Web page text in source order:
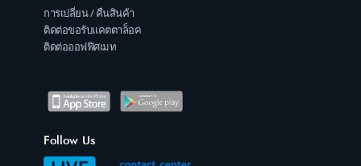
การเปลี่ยน / คืนสินค้า
ติดต่อขอรับแคตตาล็อค
ติดต่อออฟฟิศเมท
Follow Us